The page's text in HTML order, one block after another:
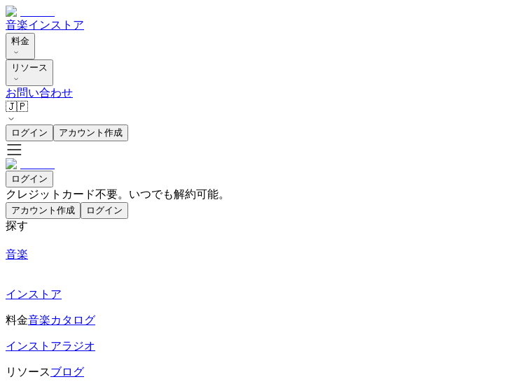
音楽インストア
料金
リソース
お問い合わせ
🇯🇵
ログイン アカウント作成
ログイン
クレジットカード不要。いつでも解約可能。
アカウント作成 ログイン
探す
音楽
インストア
料金音楽カタログ
インストアラジオ
リソースブログ